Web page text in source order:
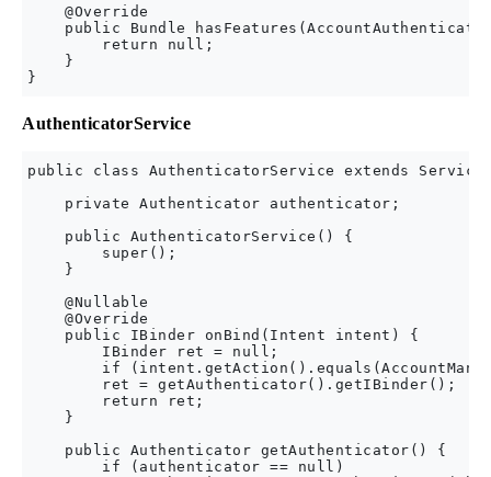
    @Override
public Bundle
        return null;
    }
AuthenticatorService
public class AuthenticatorService extends
    private Authenticator authenticator;
    public AuthenticatorService() {
        super();
    }
    @Nullable
    @Override
    public IBinder onBind(Intent intent) {
        IBinder ret = null;
if
        ret = getAuthenticator().getIBinder();
        return ret;
    }
    public Authenticator getAuthenticator() {
        if (authenticator == null)